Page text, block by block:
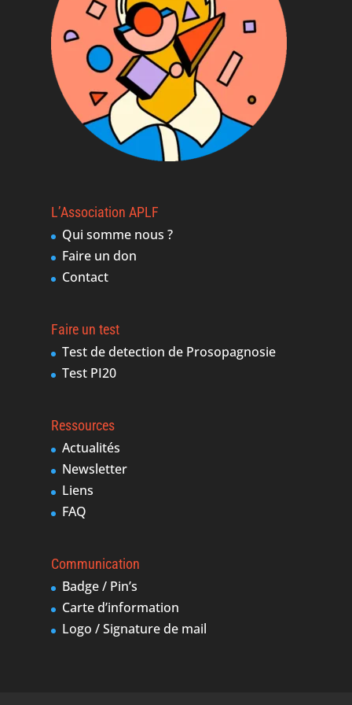
L’Association APLF
Qui somme nous ?
Faire un don
Contact
Faire un test
Test de detection de Prosopagnosie
Test PI20
Ressources
Actualités
Newsletter
Liens
FAQ
Communication
Badge / Pin’s
Carte d’information
Logo / Signature de mail